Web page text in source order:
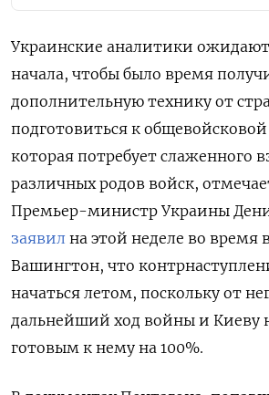
Украинские аналитики ожидают
начала, чтобы было время
дополнительную технику от
подготовиться к
которая потребует слаженного
различных родов войск,
Премьер-министр Украины
заявил на этой неделе во время
Вашингтон, что
начаться летом, поскольку от
дальнейший ход войны и Киеву
готовым к нему на 100%.